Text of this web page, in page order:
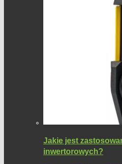
Jakie jest
inwertorowych?